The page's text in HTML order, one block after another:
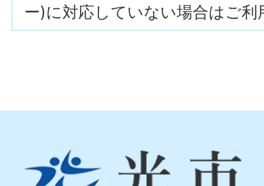
ー)に対応していない場合はご利